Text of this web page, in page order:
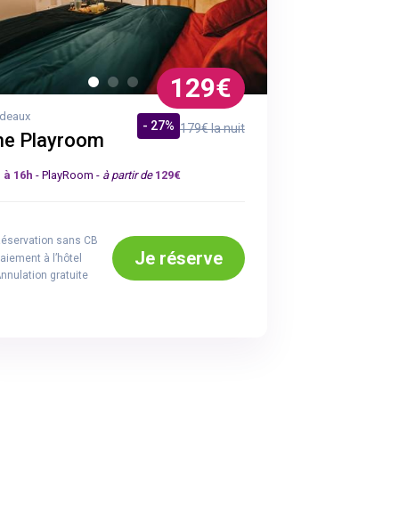
Playroom
129€
- 27% 179€ la nuit
à 16h - PlayRoom - à partir de 129€
sans CB
à l’hôtel
gratuite
Je réserve